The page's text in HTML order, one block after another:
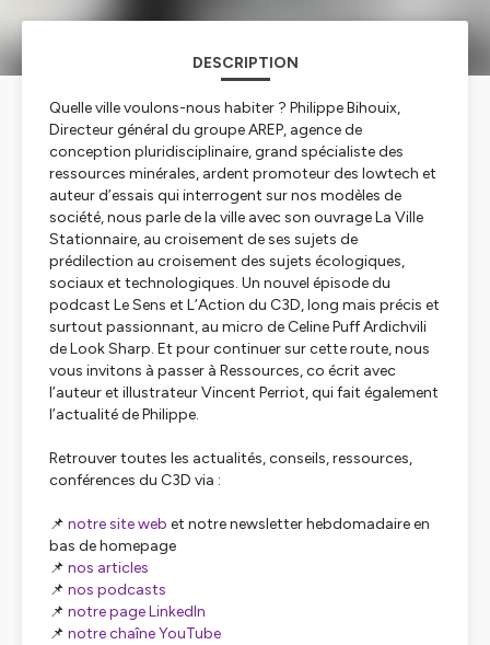
DESCRIPTION
Quelle ville voulons-nous habiter ? Philippe Bihouix,
Directeur général du groupe AREP, agence de
conception pluridisciplinaire, grand spécialiste des
ressources minérales, ardent promoteur des lowtech et
auteur d’essais qui interrogent sur nos modèles de
société, nous parle de la ville avec son ouvrage La Ville
Stationnaire, au croisement de ses sujets de
prédilection au croisement des sujets écologiques,
sociaux et technologiques. Un nouvel épisode du
podcast Le Sens et L’Action du C3D, long mais précis et
surtout passionnant, au micro de Celine Puff Ardichvili
de Look Sharp. Et pour continuer sur cette route, nous
vous invitons à passer à Ressources, co écrit avec
l’auteur et illustrateur Vincent Perriot, qui fait également
l’actualité de Philippe.
Retrouver toutes les actualités, conseils, ressources,
conférences du C3D via :
📌 notre site web et notre newsletter hebdomadaire en
bas de homepage
📌 nos articles
📌 nos podcasts
📌 notre page LinkedIn
📌 notre chaîne YouTube